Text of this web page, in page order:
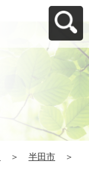
＞ 半田市
＞